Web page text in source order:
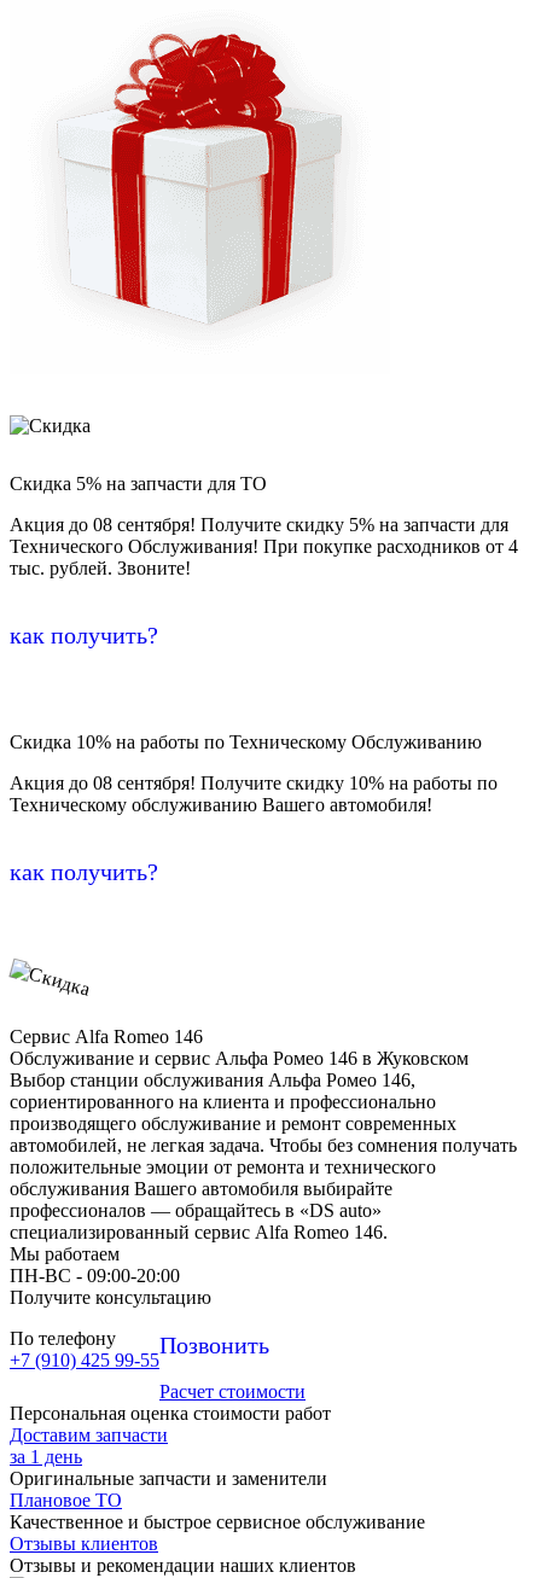
Скидка 5% на запчасти для ТО
Акция до 08 сентября! Получите скидку 5% на запчасти для
Технического Обслуживания! При покупке расходников от 4
тыс. рублей. Звоните!
как получить?
Скидка 10% на работы по Техническому Обслуживанию
Акция до 08 сентября! Получите скидку 10% на работы по
Техническому обслуживанию Вашего автомобиля!
как получить?
Сервис Alfa Romeo 146
Обслуживание и сервис Альфа Ромео 146 в Жуковском
Выбор станции обслуживания Альфа Ромео 146,
сориентированного на клиента и профессионально
производящего обслуживание и ремонт современных
автомобилей, не легкая задача. Чтобы без сомнения получать
положительные эмоции от ремонта и технического
обслуживания Вашего автомобиля выбирайте
профессионалов — обращайтесь в «DS auto»
специализированный сервис Alfa Romeo 146.
Мы работаем
ПН-ВC - 09:00-20:00
Получите консультацию
По телефону
+7 (910) 425 99-55
Позвонить
Расчет стоимости
Персональная оценка стоимости работ
Доставим запчасти
за 1 день
Оригинальные запчасти и заменители
Плановое ТО
Качественное и быстрое сервисное обслуживание
Отзывы клиентов
Отзывы и рекомендации наших клиентов